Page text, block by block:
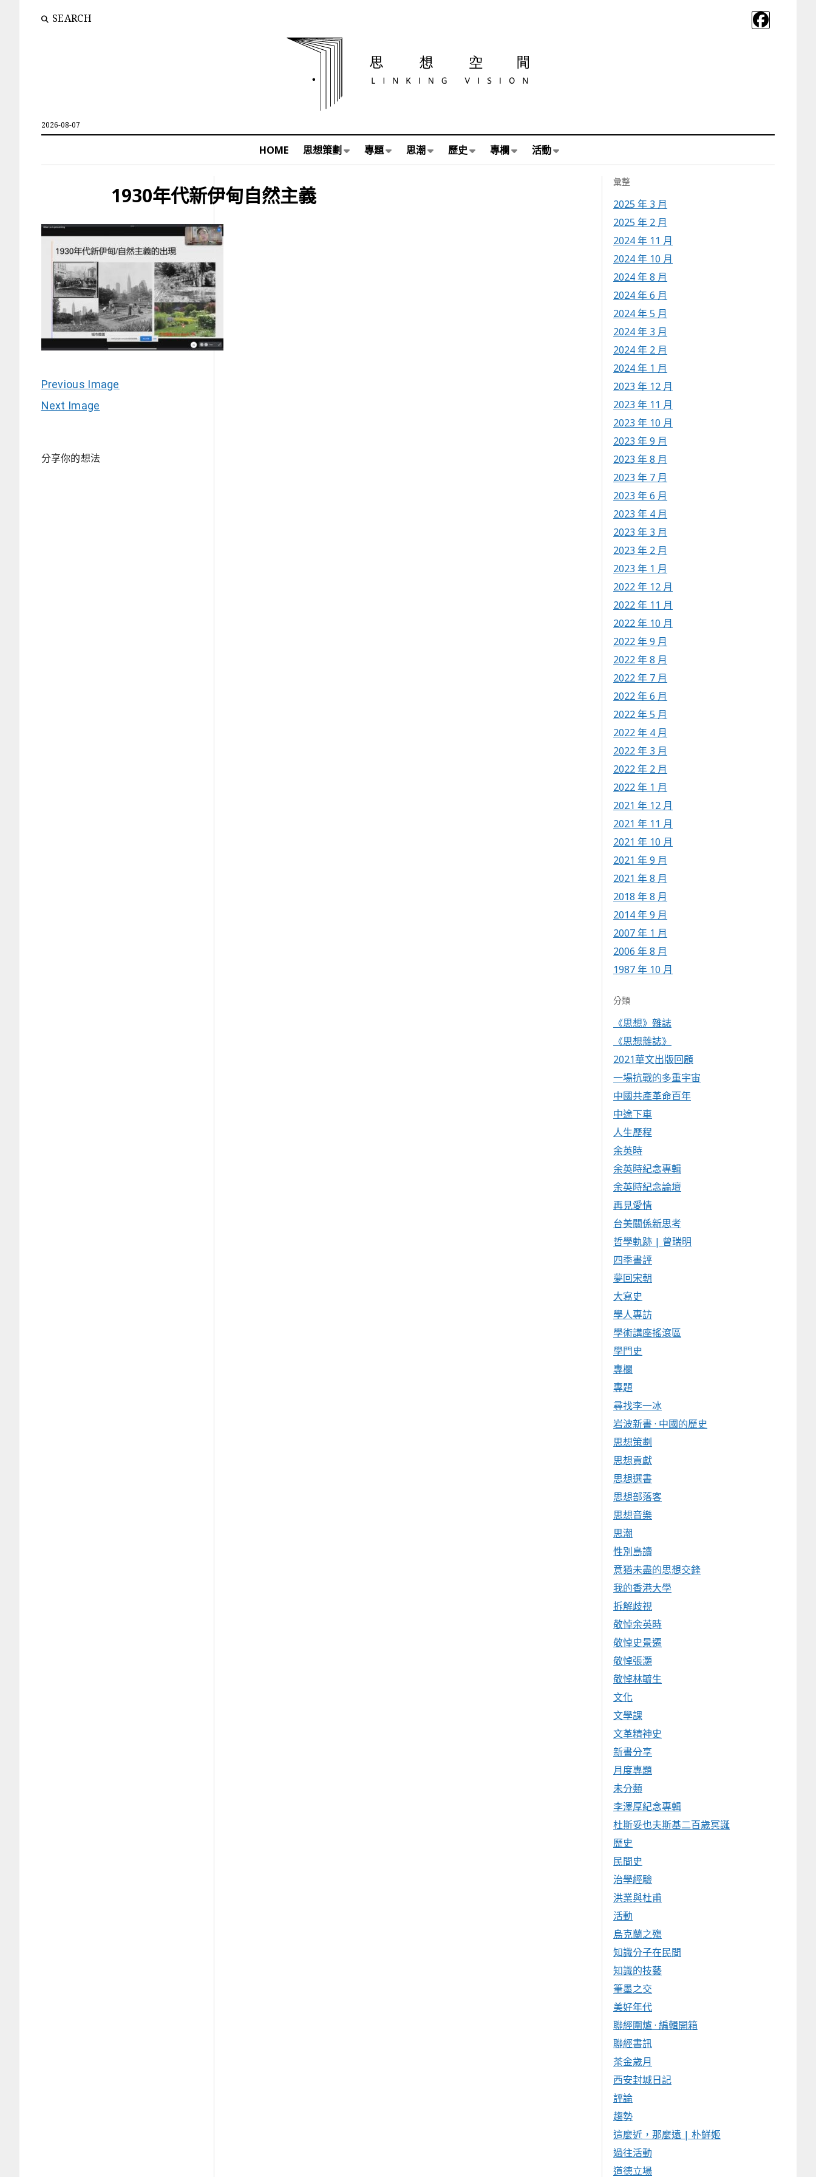
SEARCH
2026-08-07
HOME 思想策劃 專題 思潮 歷史 專欄 活動
1930年代新伊甸自然主義
Previous Image
Next Image
分享你的想法
彙整
2025 年 3 月
2025 年 2 月
2024 年 11 月
2024 年 10 月
2024 年 8 月
2024 年 6 月
2024 年 5 月
2024 年 3 月
2024 年 2 月
2024 年 1 月
2023 年 12 月
2023 年 11 月
2023 年 10 月
2023 年 9 月
2023 年 8 月
2023 年 7 月
2023 年 6 月
2023 年 4 月
2023 年 3 月
2023 年 2 月
2023 年 1 月
2022 年 12 月
2022 年 11 月
2022 年 10 月
2022 年 9 月
2022 年 8 月
2022 年 7 月
2022 年 6 月
2022 年 5 月
2022 年 4 月
2022 年 3 月
2022 年 2 月
2022 年 1 月
2021 年 12 月
2021 年 11 月
2021 年 10 月
2021 年 9 月
2021 年 8 月
2018 年 8 月
2014 年 9 月
2007 年 1 月
2006 年 8 月
1987 年 10 月
分類
《思想》雜誌
《思想雜誌》
2021華文出版回顧
一場抗戰的多重宇宙
中國共產革命百年
中途下車
人生歷程
余英時
余英時紀念專輯
余英時紀念論壇
再見愛情
台美關係新思考
哲學軌跡 | 曾瑞明
四季書評
夢回宋朝
大寫史
學人專訪
學術講座搖滾區
學門史
專欄
專題
尋找李一冰
岩波新書 · 中國的歷史
思想策劃
思想貢獻
思想選書
思想部落客
思想音樂
思潮
性別島讀
意猶未盡的思想交鋒
我的香港大學
拆解歧視
敬悼余英時
敬悼史景遷
敬悼張灝
敬悼林毓生
文化
文學課
文革精神史
新書分享
月度專題
未分類
李澤厚紀念專輯
杜斯妥也夫斯基二百歲冥誕
歷史
民間史
治學經驗
洪業與杜甫
活動
烏克蘭之殤
知識分子在民間
知識的技藝
筆墨之交
美好年代
聯經圍爐 · 編輯開箱
聯經書訊
茶金歲月
西安封城日記
評論
趨勢
這麼近，那麼遠 | 朴鮮姬
過往活動
道德立場